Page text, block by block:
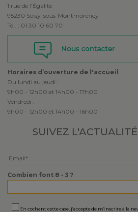
1 rue de l’Égalité
95230 Soisy-sous-Montmorency
Tél. : 01 30 10 60 70
Horaires d’ouverture de l'accueil
Du lundi au jeudi :
9h00 - 12h00 et 14h00 - 17h00
Vendredi :
9h00 - 12h00 et 14h00 - 16h00
SUIVEZ L'ACTUALITÉ
Combien font 8 - 3 ?
En cochant cette case, j’accepte de m’inscrire à la